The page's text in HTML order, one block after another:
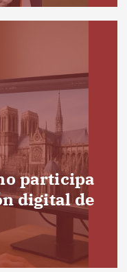
participa
digital de